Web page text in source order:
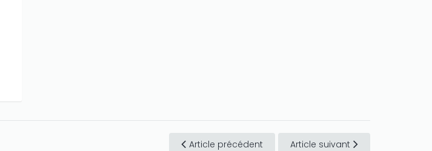
Article précédent Article suivant